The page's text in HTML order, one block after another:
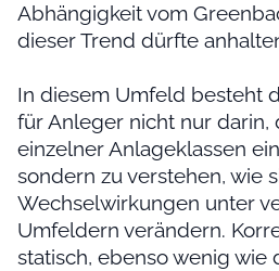
Abhängigkeit vom
dieser Trend dürfte
In diesem Umfeld besteht
für Anleger nicht nur darin,
einzelner Anlageklassen
sondern zu verstehen, wie
Wechselwirkungen unter
Umfeldern verändern.
statisch, ebenso wenig wie